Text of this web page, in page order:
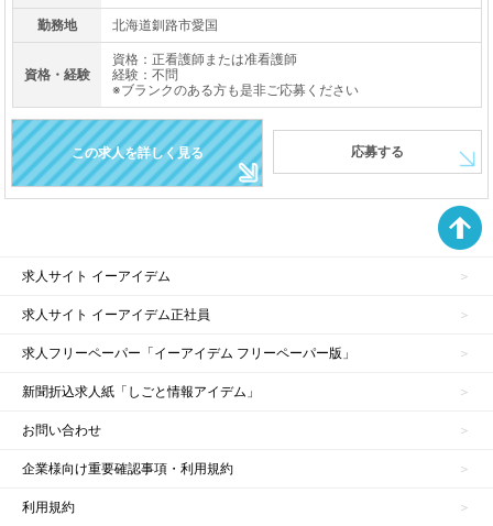
勤務地 北海道釧路市愛国
資格・経験
資格：正看護師または准看護師
経験：不問
※ブランクのある方も是非ご応募ください
この求人を詳しく見る 応募する
求人サイト イーアイデム
求人サイト イーアイデム正社員
求人フリーペーパー「イーアイデム フリーペーパー版」
新聞折込求人紙「しごと情報アイデム」
お問い合わせ
企業様向け重要確認事項・利用規約
利用規約